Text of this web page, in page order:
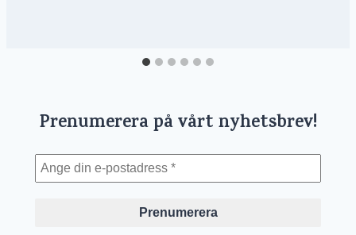
Prenumerera på vårt nyhetsbrev!